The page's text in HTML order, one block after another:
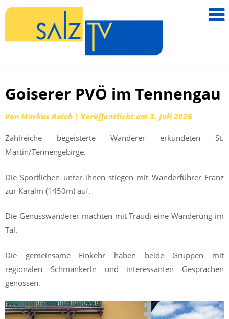
salzTV –
Zum
springen
Goiserer PVÖ im Tennengau
Von Markus Raich | Veröffentlicht am 3. Juli 2026
Zahlreiche begeisterte Wanderer erkundeten St.
Martin/Tennengebirge.
Die Sportlichen unter ihnen stiegen mit Wanderführer Franz
zur Karalm (1450m) auf.
Die Genusswanderer machten mit Traudi eine Wanderung im
Tal.
Die gemeinsame Einkehr haben beide Gruppen mit
regionalen Schmankerln und interessanten Gesprächen
genossen.